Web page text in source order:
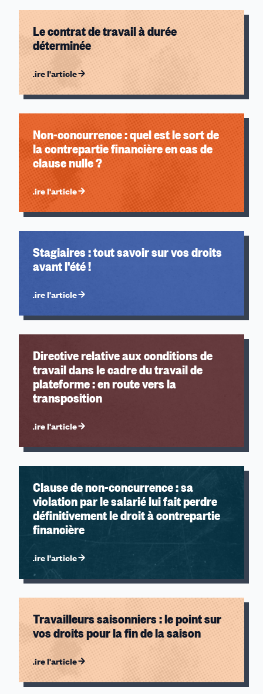
Le contrat de travail à durée
déterminée
Lire l'article
Non-concurrence : quel est le sort de
la contrepartie financière en cas de
clause nulle ?
Lire l'article
Stagiaires : tout savoir sur vos droits
avant l'été !
Lire l'article
Directive relative aux conditions de
travail dans le cadre du travail de
plateforme : en route vers la
transposition
Lire l'article
Clause de non-concurrence : sa
violation par le salarié lui fait perdre
définitivement le droit à contrepartie
financière
Lire l'article
Travailleurs saisonniers : le point sur
vos droits pour la fin de la saison
Lire l'article